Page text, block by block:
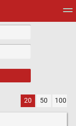
20 50 100